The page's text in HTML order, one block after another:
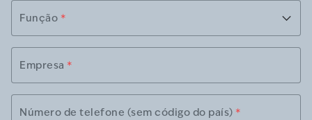
Função *
Empresa *
Número de telefone (sem código do país) *